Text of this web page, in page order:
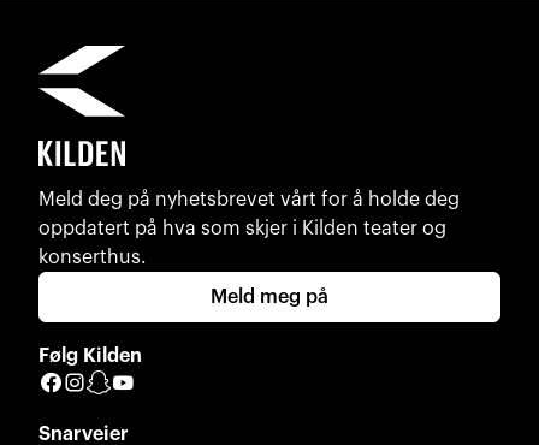
Meld deg på nyhetsbrevet vårt for å holde deg
oppdatert på hva som skjer i Kilden teater og
konserthus.
Meld meg på
Følg Kilden
Facebook
Instagram
Snapchat
Snarveier